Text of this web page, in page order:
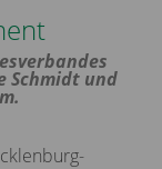
Schmidt und